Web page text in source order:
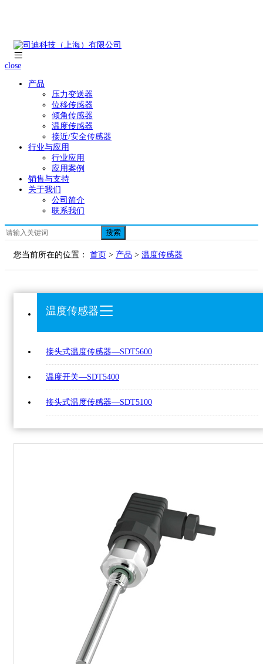
close
产品
压力变送器
位移传感器
倾角传感器
温度传感器
接近/安全传感器
行业与应用
行业应用
应用案例
销售与支持
关于我们
公司简介
联系我们
搜索
您当前所在的位置： 首页 > 产品 > 温度传感器
温度传感器
接头式温度传感器—SDT5600
温度开关—SDT5400
接头式温度传感器—SDT5100